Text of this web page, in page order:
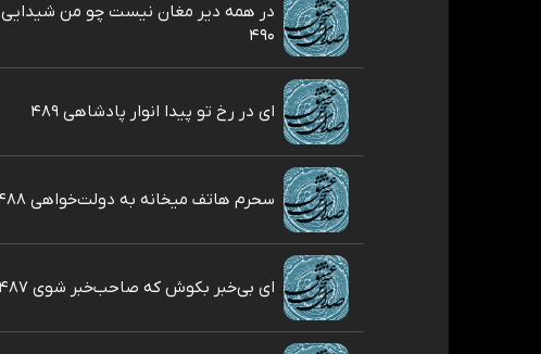
در همه دیر مغان نیست چو من شیدایی
۴۹۰
ای در رخ تو پیدا انوار پادشاهی ۴۸۹
سحرم هاتف میخانه به دولت‌خواهی ۴۸۸
ای بی‌خبر بکوش که صاحب‌خبر شوی ۴۸۷